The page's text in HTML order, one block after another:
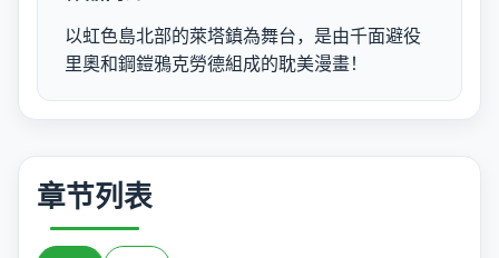
以虹色島北部的萊塔鎮為舞台，是由千面避役
里奧和鋼鎧鴉克勞德組成的耽美漫畫！
章节列表